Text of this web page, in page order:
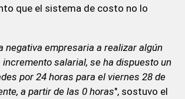
que el sistema de costo no lo
negativa empresaria a realizar algún
salarial, se ha dispuesto un
por 24 horas para el viernes 28 de
a partir de las 0 horas", sostuvo el